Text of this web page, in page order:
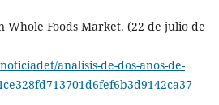
Whole Foods Market. (22 de julio de
analisis-de-dos-anos-de-